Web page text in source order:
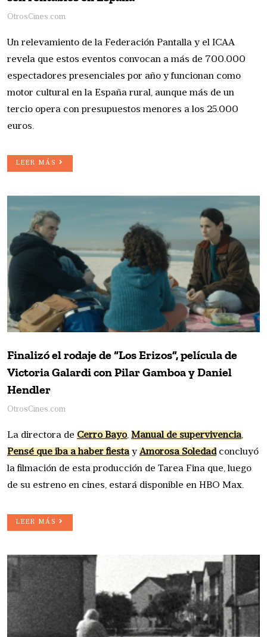
OtrosCines.com
Un relevamiento de la Federación Pantalla y el ICAA
revela que estos eventos convocan a más de 700.000
espectadores presenciales por año y funcionan como
motor cultural en la España rural, aunque más de un
tercio opera con presupuestos menores a los 25.000
euros.
LEER MÁS
Finalizó el rodaje de “Los Erizos”, película de
Victoria Galardi con Pilar Gamboa y Daniel
Hendler
OtrosCines.com
La directora de Cerro Bayo, Manual de supervivencia,
Pensé que iba a haber fiestayAmorosa Soledadconcluyó
la filmación de esta producción de Tarea Fina que, luego
de su estreno en cines, estará disponible en HBO Max.
LEER MÁS